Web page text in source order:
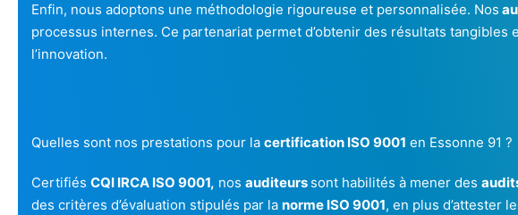
Enfin, nous adoptons une méthodologie rigoureuse et personnalisée. Nos
processus internes. Ce partenariat permet d’obtenir des résultats
l’innovation.
Quelles sont nos prestations pour la certification ISO 9001 en Essonne 91 ?
Certifiés CQI IRCA ISO 9001, nos auditeurs sont habilités à mener des
des critères d’évaluation stipulés par la norme ISO 9001, en plus d’attester